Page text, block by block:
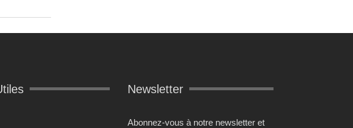
Newsletter
Abonnez-vous à notre newsletter et